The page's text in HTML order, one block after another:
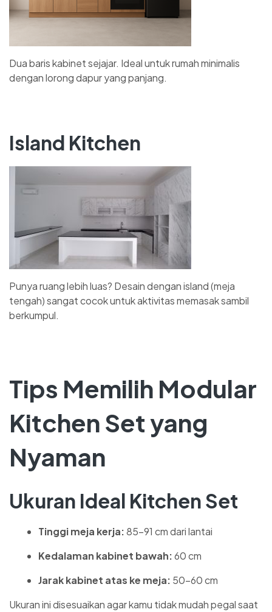
Dua baris kabinet sejajar. Ideal untuk rumah minimalis
dengan lorong dapur yang panjang.
Island Kitchen
Punya ruang lebih luas? Desain dengan island (meja
tengah) sangat cocok untuk aktivitas memasak sambil
berkumpul.
Tips Memilih Modular
Kitchen Set yang
Nyaman
Ukuran Ideal Kitchen Set
Tinggi meja kerja:85–91 cm dari lantai
Kedalaman kabinet bawah:60 cm
Jarak kabinet atas ke meja: 50–60 cm
Ukuran ini disesuaikan agar kamu tidak mudah pegal saat